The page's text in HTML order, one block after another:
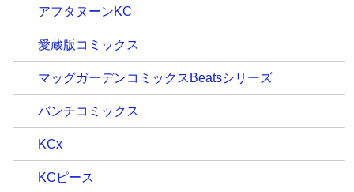
アフタヌーンKC
愛蔵版コミックス
マッグガーデンコミックスBeatsシリーズ
バンチコミックス
KCx
KCピース